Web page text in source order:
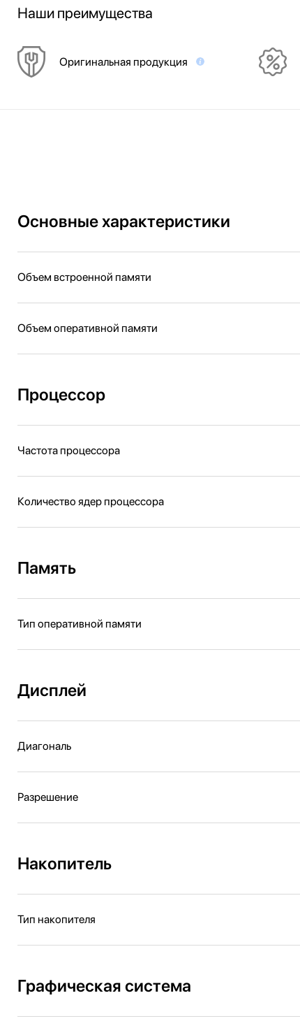
Наши преимущества
Оригинальная продукция
Основные характеристики
Объем встроенной памяти
Объем оперативной памяти
Процессор
Частота процессора
Количество ядер процессора
Память
Тип оперативной памяти
Дисплей
Диагональ
Разрешение
Накопитель
Тип накопителя
Графическая система